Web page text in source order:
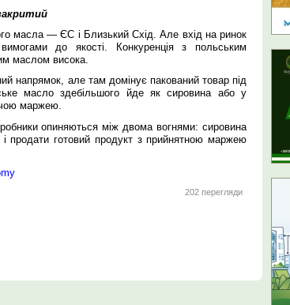
масла — ЄС і Близький Схід. Але вхід на ринок
до якості. Конкуренція з польським
маслом висока.
напрямок, але там домінує пакований товар під
масло здебільшого йде як сировина або у
маржею.
опиняються між двома вогнями: сировина
готовий продукт з прийнятною маржею
202 перегляди